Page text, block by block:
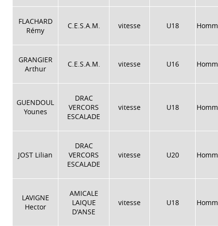
FLACHARD
Rémy
C.E.S.A.M. vitesse U18
GRANGIER
Arthur
C.E.S.A.M. vitesse U16
GUENDOUL
Younes
DRAC
VERCORS
ESCALADE
vitesse U18
JOST Lilian
DRAC
VERCORS
ESCALADE
vitesse U20
LAVIGNE
Hector
AMICALE
LAIQUE
D'ANSE
vitesse U18